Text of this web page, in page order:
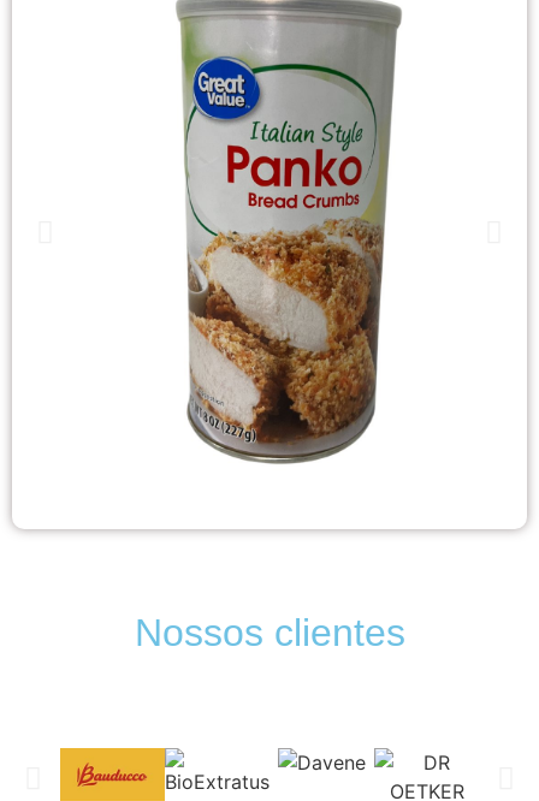
Nossos clientes